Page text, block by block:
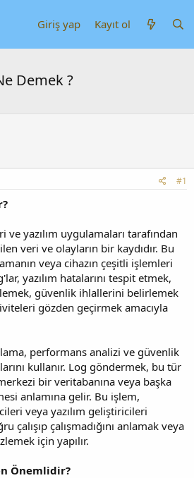
Giriş yap Kayıt ol
Demek ?
#1
yazılım uygulamaları tarafından
veri ve olayların bir kaydıdır. Bu
veya cihazın çeşitli işlemleri
yazılım hatalarını tespit etmek,
güvenlik ihlallerini belirlemek
gözden geçirmek amacıyla
performans analizi ve güvenlik
kullanır. Log göndermek, bu tür
bir veritabanına veya başka
anlamına gelir. Bu işlem,
veya yazılım geliştiricileri
çalışıp çalışmadığını anlamak veya
için yapılır.
Önemlidir?